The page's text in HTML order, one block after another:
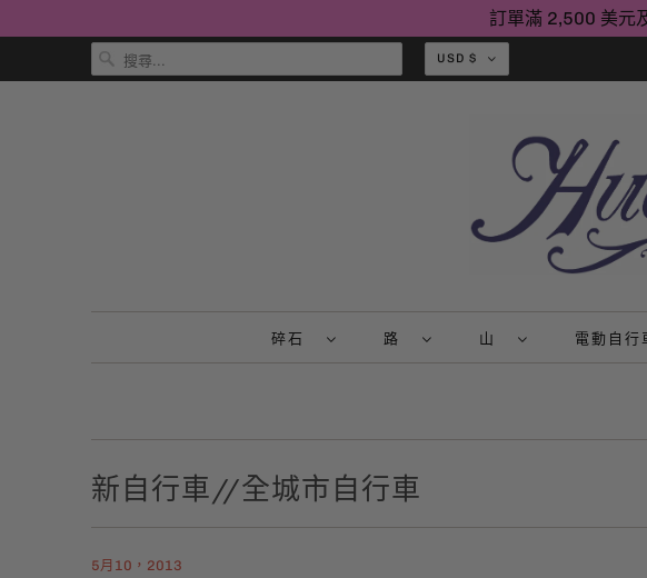
訂單滿 2,500 美元
USD $
碎石 路 山 電動自行
新自行車//全城市自行車
5月10，2013